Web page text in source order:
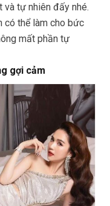
và tự nhiên đấy nhé.
có thể làm cho bức
mất phần tự
gợi cảm